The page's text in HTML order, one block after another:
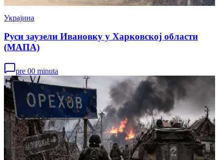
Украјина
Руси заузели Ивановку у Харковској области
(МАПА)
pre 00 minuta